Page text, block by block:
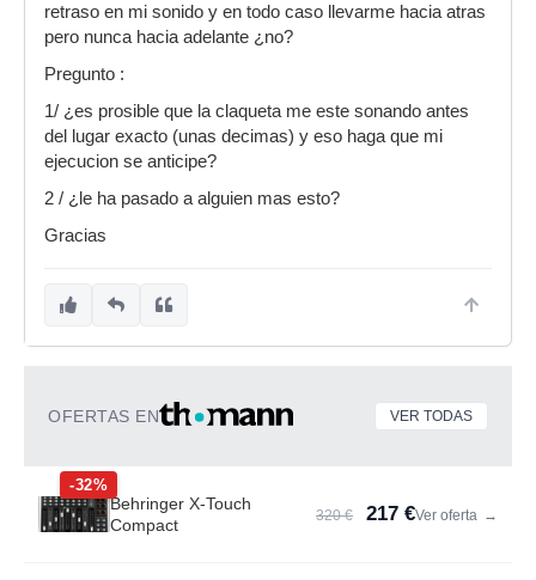
retraso en mi sonido y en todo caso llevarme hacia atras
pero nunca hacia adelante ¿no?
Pregunto :
1/ ¿es prosible que la claqueta me este sonando antes
del lugar exacto (unas decimas) y eso haga que mi
ejecucion se anticipe?
2 / ¿le ha pasado a alguien mas esto?
Gracias
OFERTAS EN VER TODAS
-32%
Behringer X-Touch
Compact
320 € 217 €Ver oferta →